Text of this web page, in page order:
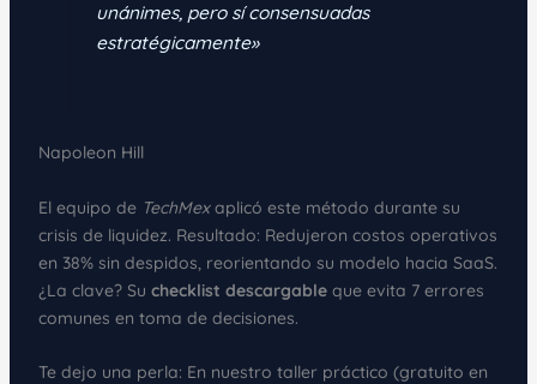
unánimes, pero sí consensuadas
estratégicamente»
Napoleon Hill
El equipo de TechMexaplicó este método durante su
crisis de liquidez. Resultado: Redujeron costos operativos
en 38% sin despidos, reorientando su modelo hacia SaaS.
¿La clave? Su checklist descargableque evita 7 errores
comunes en toma de decisiones.
Te dejo una perla: En nuestro taller práctico (gratuito en